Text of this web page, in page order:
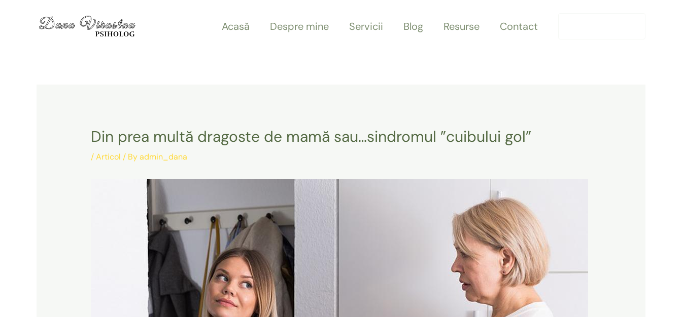
Acasă Despre mine Servicii Blog Resurse Contact
Din prea multă dragoste de mamă sau…sindromul ”cuibului gol”
/Articol / Byadmin_dana